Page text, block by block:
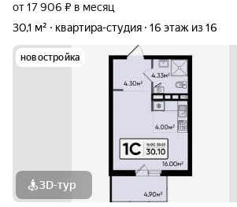
от 17 906 ₽ в месяц
30,1 м²
квартира-студия 16 этаж из 16
новостройка
3D-тур